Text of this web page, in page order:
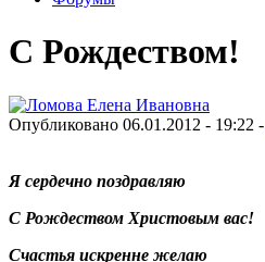
С Рождеством!
Опубликовано 06.01.2012 - 19:22 -
Я сердечно поздравляю
С Рождеством Христовым вас!
Счастья искренне желаю